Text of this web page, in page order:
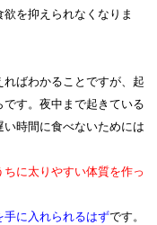
を抑えられなくなりま
ばわかることですが、起
す。夜中まで起きている
時間に食べないためには
に太りやすい体質を作っ
手に入れられるはずです。